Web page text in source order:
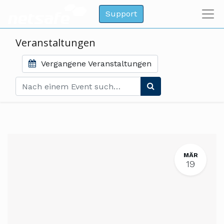
Support
Veranstaltungen
Vergangene Veranstaltungen
MÄR
19